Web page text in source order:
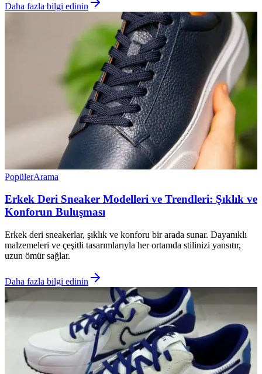
Daha fazla bilgi edinin
PopülerArama
Erkek Deri Sneaker Modelleri ve Trendleri: Şıklık ve
Konforun Buluşması
Erkek deri sneakerlar, şıklık ve konforu bir arada sunar. Dayanıklı
malzemeleri ve çeşitli tasarımlarıyla her ortamda stilinizi yansıtır,
uzun ömür sağlar.
Daha fazla bilgi edinin